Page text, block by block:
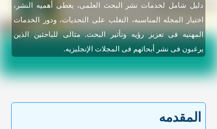
دلیل شامل لخدمات نشر البحث العلمی، یغطی أهمیه النشر،
اختیار المجله المناسبه، التغلب على التحدیات، ودور الخدمات
المهنیه فی تعزیز رؤیه وتأثیر البحث. مثالی للباحثین الذین
یرغبون فی نشر أبحاثهم فی المجلات الإنجلیزیه.
المقدمه